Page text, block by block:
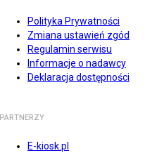
Polityka Prywatności
Zmiana ustawień zgód
Regulamin serwisu
Informacje o nadawcy
Deklaracja dostępności
PARTNERZY
E-kiosk.pl